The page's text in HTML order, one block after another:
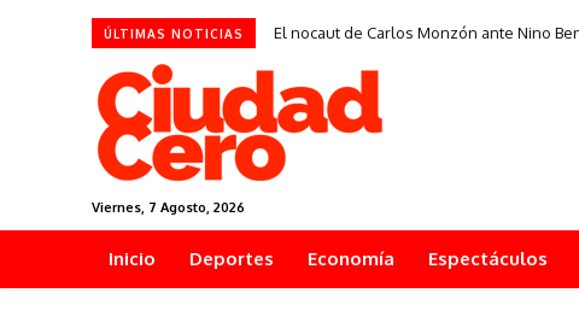
ÚLTIMAS NOTICIAS El nocaut de Carlos Monzón ante Nino
Viernes, 7 Agosto, 2026
Inicio Deportes Economía Espectáculos